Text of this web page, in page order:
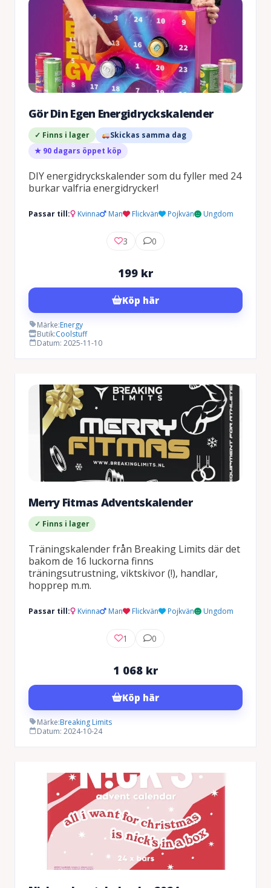
Gör Din Egen Energidryckskalender
✓ Finns i lager
Skickas samma dag
★ 90 dagars öppet köp
DIY energidryckskalender som du fyller med 24
burkar valfria energidrycker!
Passar till: Kvinna Man Flickvän Pojkvän Ungdom
3 0
199 kr
Köp här
Märke:Energy
Butik:Coolstuff
Datum: 2025-11-10
Merry Fitmas Adventskalender
✓ Finns i lager
Träningskalender från Breaking Limits där det
bakom de 16 luckorna finns
träningsutrustning, viktskivor (!), handlar,
hopprep m.m.
Passar till: Kvinna Man Flickvän Pojkvän Ungdom
1 0
1 068 kr
Köp här
Märke:Breaking Limits
Datum: 2024-10-24